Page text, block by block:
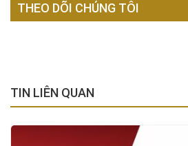
THEO DÕI CHÚNG TÔI
TIN LIÊN QUAN